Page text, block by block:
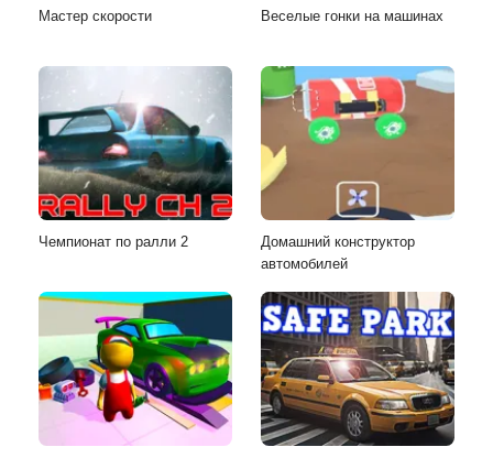
Мастер скорости Веселые гонки на машинах
Чемпионат по ралли 2
Домашний конструктор
автомобилей